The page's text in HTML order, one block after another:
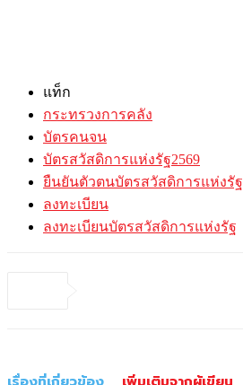
แท็ก
กระทรวงการคลัง
บัตรคนจน
บัตรสวัสดิการแห่งรัฐ2569
ยืนยันตัวตนบัตรสวัสดิการแห่งรัฐ
ลงทะเบียน
ลงทะเบียนบัตรสวัสดิการแห่งรัฐ